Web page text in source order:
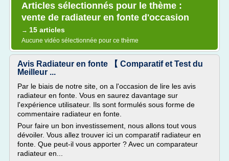
Articles sélectionnés pour le thème :
vente de radiateur en fonte d'occasion
→ 15 articles
Aucune vidéo sélectionnée pour ce thème
Avis Radiateur en fonte 【 Comparatif et Test du
Meilleur ...
Par le biais de notre site, on a l'occasion de lire les avis
radiateur en fonte. Vous en saurez davantage sur
l'expérience utilisateur. Ils sont formulés sous forme de
commentaire radiateur en fonte.
Pour faire un bon investissement, nous allons tout vous
dévoiler. Vous allez trouver ici un comparatif radiateur en
fonte. Que peut-il vous apporter ? Avec un comparateur
radiateur en...